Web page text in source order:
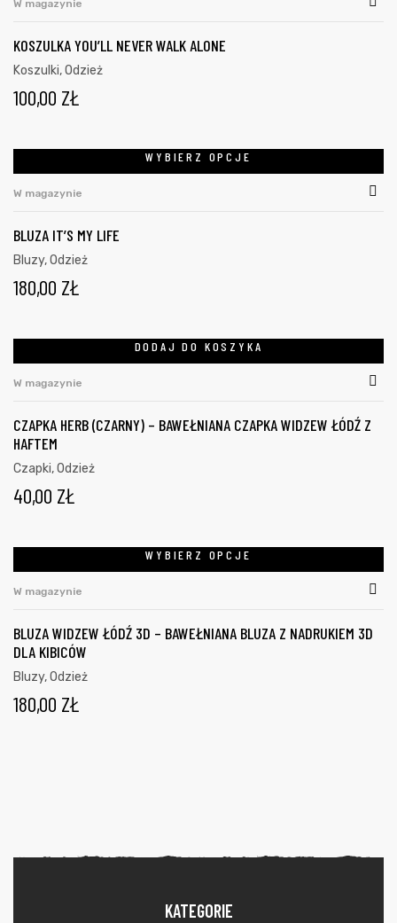
W magazynie
KOSZULKA YOU’LL NEVER WALK ALONE
Koszulki,Odzież
100,00 ZŁ
WYBIERZ OPCJE
W magazynie
BLUZA IT’S MY LIFE
Bluzy,Odzież
180,00 ZŁ
DODAJ DO KOSZYKA
W magazynie
CZAPKA HERB (CZARNY) – BAWEŁNIANA CZAPKA WIDZEW ŁÓDŹ Z
HAFTEM
Czapki,Odzież
40,00 ZŁ
WYBIERZ OPCJE
W magazynie
BLUZA WIDZEW ŁÓDŹ 3D – BAWEŁNIANA BLUZA Z NADRUKIEM 3D
DLA KIBICÓW
Bluzy,Odzież
180,00 ZŁ
KATEGORIE